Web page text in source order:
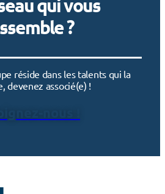
qui vous
?
réside dans les talents qui la
devenez associé(e) !